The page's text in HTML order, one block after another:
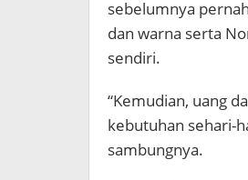
sebelumnya
dan warna serta
sendiri.
“Kemudian, uang
kebutuhan sehari-
sambungnya.